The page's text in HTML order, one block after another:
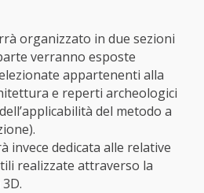
organizzato in due sezioni
verranno esposte
appartenenti alla
e reperti archeologici
del metodo a
invece dedicata alle relative
realizzate attraverso la